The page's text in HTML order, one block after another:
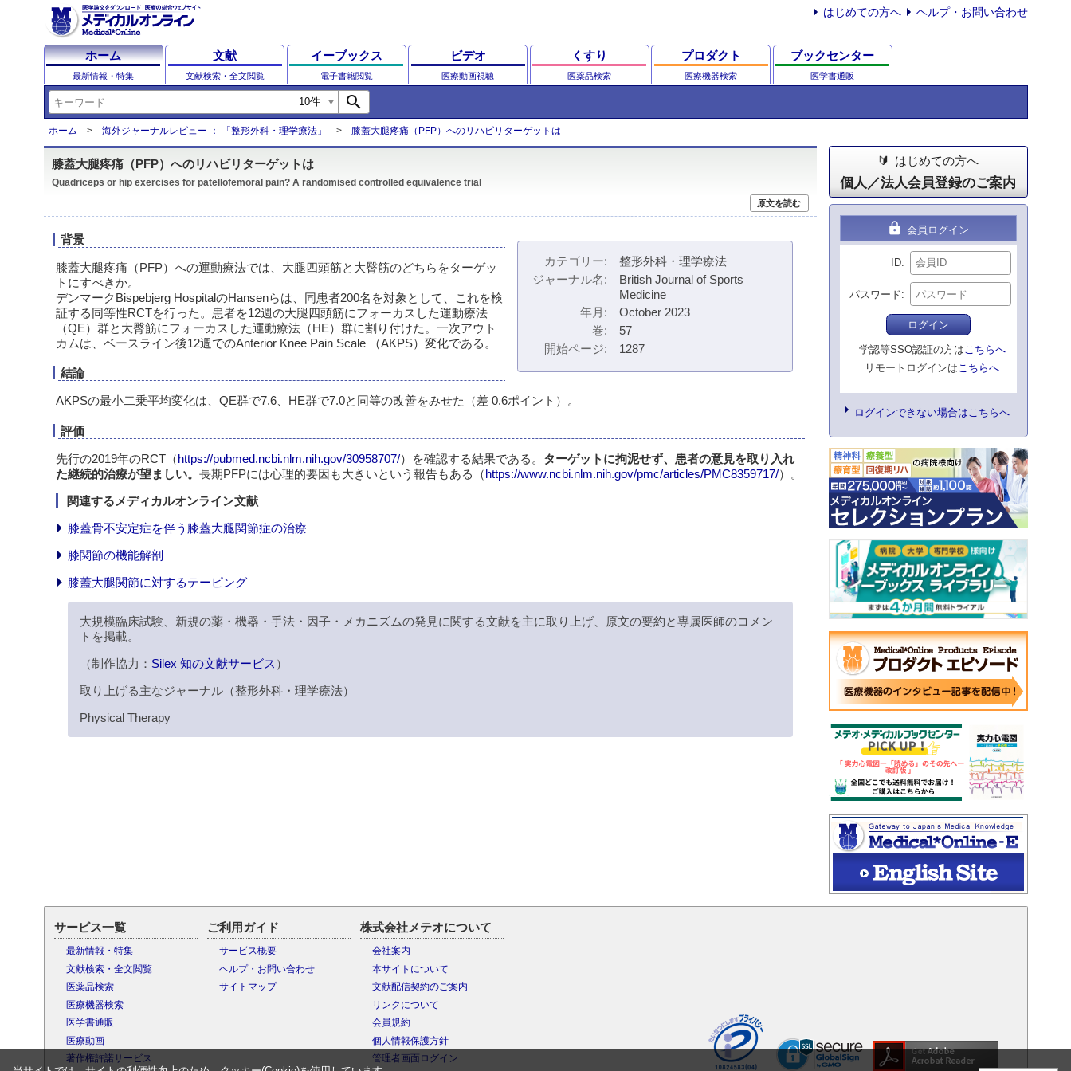
はじめての方へ ヘルプ・お問い合わせ
ホーム
最新情報・特集
文献
文献検索・全文閲覧
イーブックス
電子書籍閲覧
ビデオ
医療動画視聴
くすり
医薬品検索
プロダクト
医療機器検索
ブックセンター
医学書通販
search
ホーム 海外ジャーナルレビュー ： 「整形外科・理学療法」 膝蓋大腿疼痛（PFP）へのリハビリターゲットは
膝蓋大腿疼痛（PFP）へのリハビリターゲットは
Quadriceps or hip exercises for patellofemoral pain? A randomised controlled equivalence trial
原文を読む
カテゴリー
整形外科・理学療法
ジャーナル名
British Journal of Sports
Medicine
年月
October 2023
巻
57
開始ページ
1287
背景
膝蓋大腿疼痛（PFP）への運動療法では、大腿四頭筋と大臀筋のどちらをターゲッ
トにすべきか。
デンマークBispebjerg HospitalのHansenらは、同患者200名を対象として、これを検
証する同等性RCTを行った。患者を12週の大腿四頭筋にフォーカスした運動療法
（QE）群と大臀筋にフォーカスした運動療法（HE）群に割り付けた。一次アウト
カムは、ベースライン後12週でのAnterior Knee Pain Scale （AKPS）変化である。
結論
AKPSの最小二乗平均変化は、QE群で7.6、HE群で7.0と同等の改善をみせた（差 0.6ポイント）。
評価
先行の2019年のRCT（https://pubmed.ncbi.nlm.nih.gov/30958707/）を確認する結果である。 ターゲットに拘泥せず、患者の意見を取り入れ
た継続的治療が望ましい。 長期PFPには心理的要因も大きいという報告もある（https://www.ncbi.nlm.nih.gov/pmc/articles/PMC8359717/）。
関連するメディカルオンライン文献
膝蓋骨不安定症を伴う膝蓋大腿関節症の治療
膝関節の機能解剖
膝蓋大腿関節に対するテーピング
大規模臨床試験、新規の薬・機器・手法・因子・メカニズムの発見に関する文献を主に取り上げ、原文の要約と専属医師のコメン
トを掲載。
（制作協力： Silex 知の文献サービス ）
取り上げる主なジャーナル（整形外科・理学療法）
Physical Therapy
はじめての方へ
個人／法人会員登録のご案内
lock 会員ログイン
ID
パスワード
ログイン
学認等SSO認証の方はこちらへ
リモートログインはこちらへ
ログインできない場合はこちらへ
サービス一覧
最新情報・特集
文献検索・全文閲覧
医薬品検索
医療機器検索
医学書通販
医療動画
著作権許諾サービス
ご利用ガイド
サービス概要
ヘルプ・お問い合わせ
サイトマップ
株式会社メテオについて
会社案内
本サイトについて
文献配信契約のご案内
リンクについて
会員規約
個人情報保護方針
管理者画面ログイン